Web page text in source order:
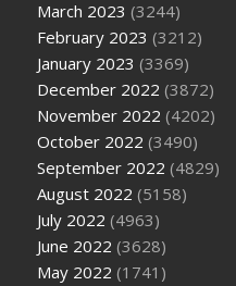
March 2023 (3244)
February 2023 (3212)
January 2023 (3369)
December 2022 (3872)
November 2022 (4202)
October 2022 (3490)
September 2022 (4829)
August 2022 (5158)
July 2022 (4963)
June 2022 (3628)
May 2022 (1741)